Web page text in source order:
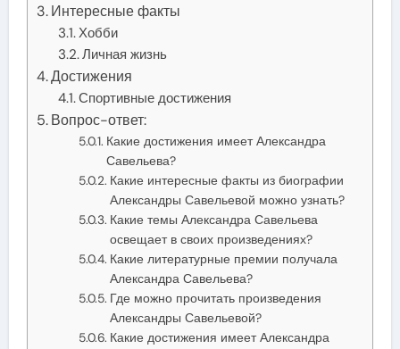
Интересные факты
Хобби
Личная жизнь
Достижения
Спортивные достижения
Вопрос-ответ:
Какие достижения имеет Александра
Савельева?
Какие интересные факты из биографии
Александры Савельевой можно узнать?
Какие темы Александра Савельева
освещает в своих произведениях?
Какие литературные премии получала
Александра Савельева?
Где можно прочитать произведения
Александры Савельевой?
Какие достижения имеет Александра